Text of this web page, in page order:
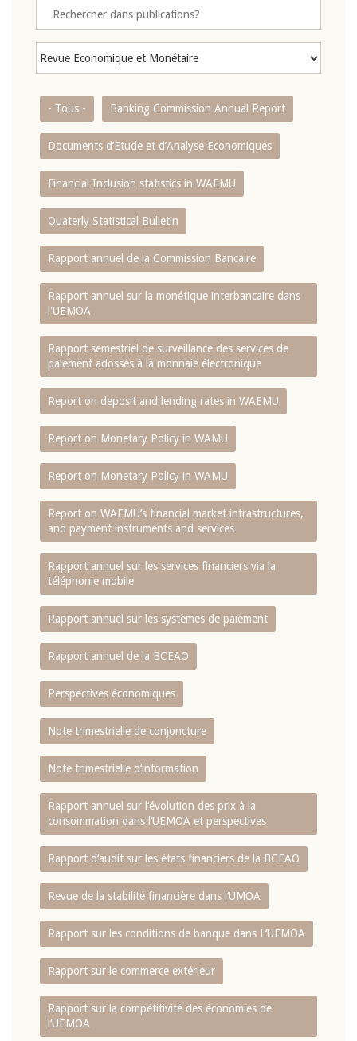
- Tous - Banking Commission Annual Report
Documents d’Etude et d’Analyse Economiques
Financial Inclusion statistics in WAEMU
Quaterly Statistical Bulletin
Rapport annuel de la Commission Bancaire
Rapport annuel sur la monétique interbancaire dans
l'UEMOA
Rapport semestriel de surveillance des services de
paiement adossés à la monnaie électronique
Report on deposit and lending rates in WAEMU
Report on Monetary Policy in WAMU
Report on Monetary Policy in WAMU
Report on WAEMU’s financial market infrastructures,
and payment instruments and services
Rapport annuel sur les services financiers via la
téléphonie mobile
Rapport annuel sur les systèmes de paiement
Rapport annuel de la BCEAO
Perspectives économiques
Note trimestrielle de conjoncture
Note trimestrielle d‘information
Rapport annuel sur l‘évolution des prix à la
consommation dans l‘UEMOA et perspectives
Rapport d‘audit sur les états financiers de la BCEAO
Revue de la stabilité financière dans l‘UMOA
Rapport sur les conditions de banque dans L‘UEMOA
Rapport sur le commerce extérieur
Rapport sur la compétitivité des économies de
l‘UEMOA